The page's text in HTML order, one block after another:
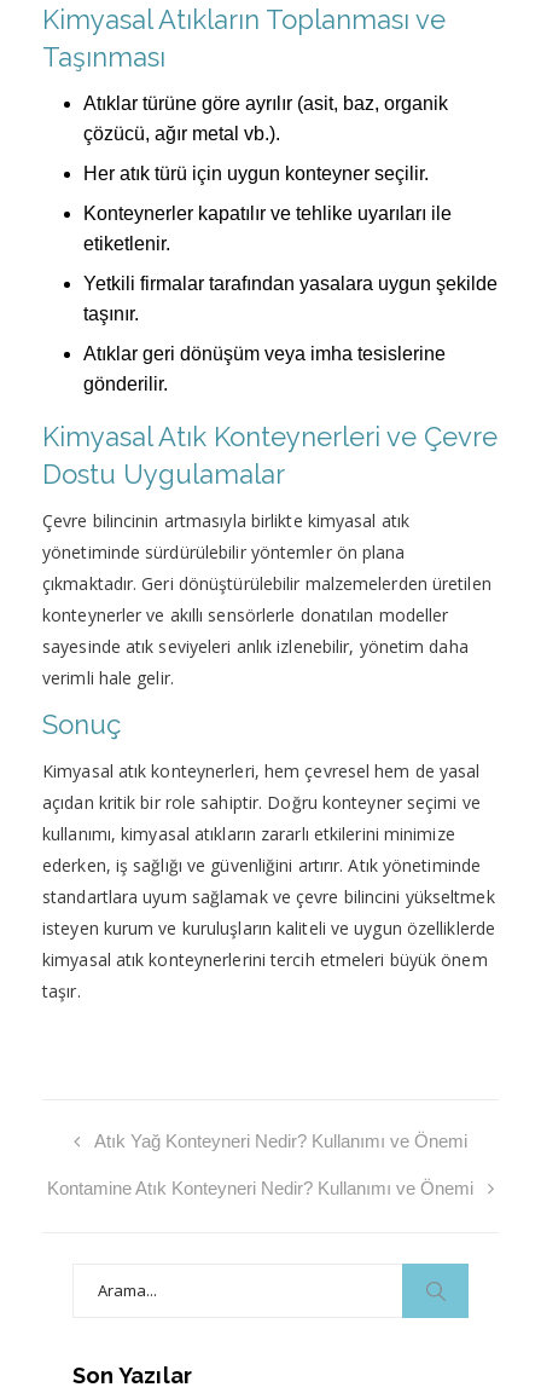
Kimyasal Atıkların Toplanması ve
Taşınması
Atıklar türüne göre ayrılır (asit, baz, organik
çözücü, ağır metal vb.).
Her atık türü için uygun konteyner seçilir.
Konteynerler kapatılır ve tehlike uyarıları ile
etiketlenir.
Yetkili firmalar tarafından yasalara uygun şekilde
taşınır.
Atıklar geri dönüşüm veya imha tesislerine
gönderilir.
Kimyasal Atık Konteynerleri ve Çevre
Dostu Uygulamalar
Çevre bilincinin artmasıyla birlikte kimyasal atık
yönetiminde sürdürülebilir yöntemler ön plana
çıkmaktadır. Geri dönüştürülebilir malzemelerden üretilen
konteynerler ve akıllı sensörlerle donatılan modeller
sayesinde atık seviyeleri anlık izlenebilir, yönetim daha
verimli hale gelir.
Sonuç
Kimyasal atık konteynerleri, hem çevresel hem de yasal
açıdan kritik bir role sahiptir. Doğru konteyner seçimi ve
kullanımı, kimyasal atıkların zararlı etkilerini minimize
ederken, iş sağlığı ve güvenliğini artırır. Atık yönetiminde
standartlara uyum sağlamak ve çevre bilincini yükseltmek
isteyen kurum ve kuruluşların kaliteli ve uygun özelliklerde
kimyasal atık konteynerlerini tercih etmeleri büyük önem
taşır.
Atık Yağ Konteyneri Nedir? Kullanımı ve Önemi
Kontamine Atık Konteyneri Nedir? Kullanımı ve Önemi
Son Yazılar